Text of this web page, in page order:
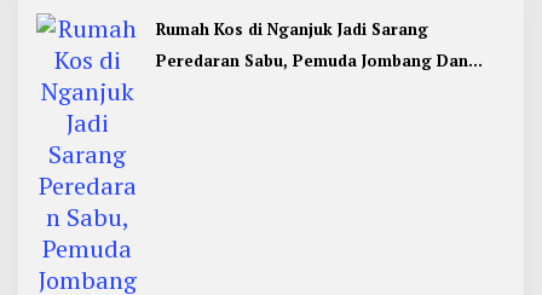
Rumah Kos di Nganjuk Jadi Sarang
Peredaran Sabu, Pemuda Jombang Dan